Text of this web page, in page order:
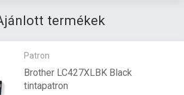
termékek
Patron
Brother LC427XLBK Black
tintapatron